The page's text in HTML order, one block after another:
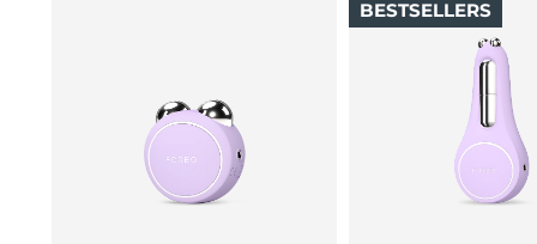
BESTSELLERS